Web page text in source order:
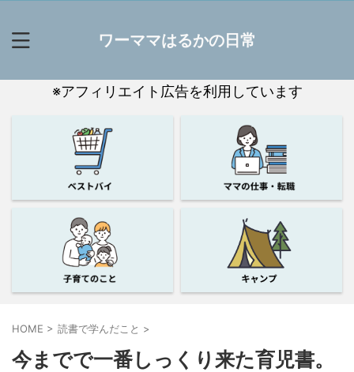
ワーママはるかの日常
※アフィリエイト広告を利用しています
HOME > 読書で学んだこと >
今までで一番しっくり来た育児書。